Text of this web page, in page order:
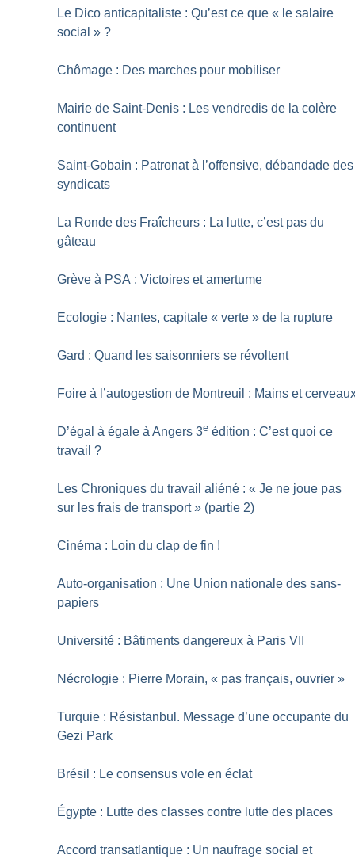
Le Dico anticapitaliste : Qu’est ce que « le salaire
social » ?
Chômage : Des marches pour mobiliser
Mairie de Saint-Denis : Les vendredis de la colère
continuent
Saint-Gobain : Patronat à l’offensive, débandade des
syndicats
La Ronde des Fraîcheurs : La lutte, c’est pas du
gâteau
Grève à PSA : Victoires et amertume
Ecologie : Nantes, capitale « verte » de la rupture
Gard : Quand les saisonniers se révoltent
Foire à l’autogestion de Montreuil : Mains et
D’égal à égale à Angers 3e édition : C’est quoi ce
travail ?
Les Chroniques du travail aliéné : « Je ne joue pas
sur les frais de transport » (partie 2)
Cinéma : Loin du clap de fin !
Auto-organisation : Une Union nationale des sans-
papiers
Université : Bâtiments dangereux à Paris VII
Nécrologie : Pierre Morain, « pas français, ouvrier »
Turquie : Résistanbul. Message d’une occupante du
Gezi Park
Brésil : Le consensus vole en éclat
Égypte : Lutte des classes contre lutte des places
Accord transatlantique : Un naufrage social et